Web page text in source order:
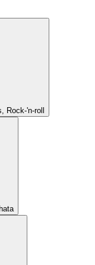
Rock-'n-roll